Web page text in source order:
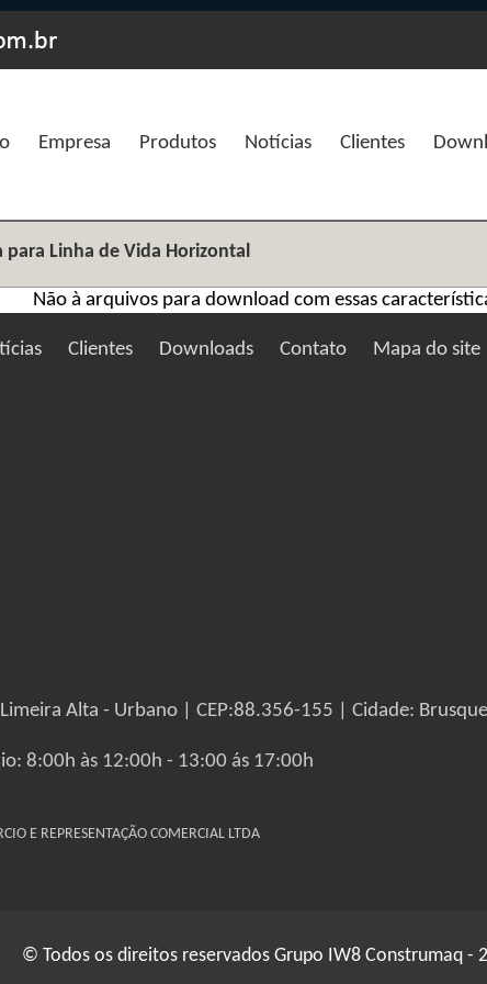
Empresa Produtos Notícias Clientes
para Linha de Vida Horizontal
Não à arquivos para download com essas
Clientes Downloads Contato Mapa do site
Alta - Urbano | CEP:88.356-155 | Cidade:
8:00h às 12:00h - 13:00 ás 17:00h
E REPRESENTAÇÃO COMERCIAL LTDA
© Todos os direitos reservados Grupo IW8 Construmaq -